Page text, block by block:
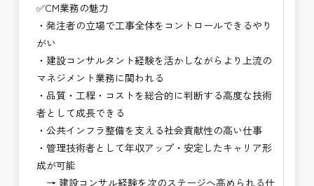
・河川巡視支援業務
・道路許認可審査・適正化指導業務
・調査設計資料作成業務
・施工体制調査員
・建設プロジェクト・マネジメント業務
・PM業務、CM業務
※応募書類等の送付方法につきましては、基本的に
Ｅメールで送付
頂きたいと思います。
✅CM業務の魅力
・発注者の立場で工事全体をコントロールできるやり
がい
・建設コンサルタント経験を活かしながらより上流の
マネジメント業務に関われる
・品質・工程・コストを総合的に判断する高度な技術
者として成長できる
・公共インフラ整備を支える社会貢献性の高い仕事
・管理技術者として年収アップ・安定したキャリア形
成が可能
→ 建設コンサル経験を次のステージへ高められる仕